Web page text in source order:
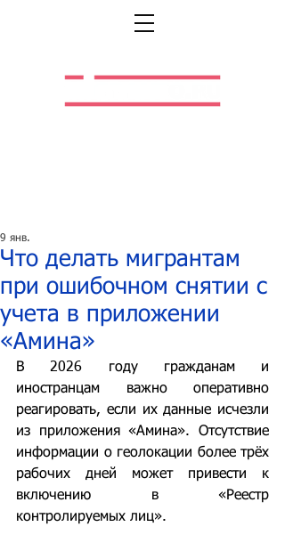
Что делать мигрантам
при ошибочном снятии с
учета в приложении
«Амина»
9 янв.
В 2026 году гражданам и
иностранцам важно оперативно
реагировать, если их данные исчезли
из приложения «Амина». Отсутствие
информации о геолокации более трёх
рабочих дней может привести к
включению в «Реестр
контролируемых лиц».